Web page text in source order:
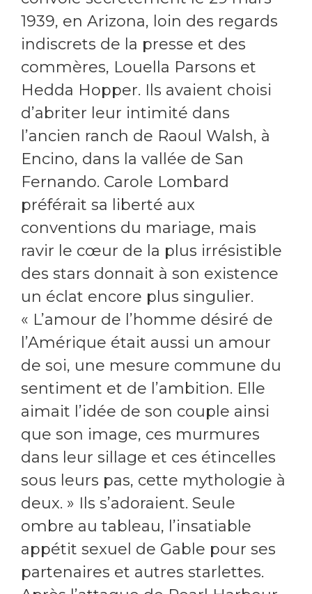
1939, en Arizona, loin des regards
indiscrets de la presse et des
commères, Louella Parsons et
Hedda Hopper. Ils avaient choisi
d’abriter leur intimité dans
l’ancien ranch de Raoul Walsh, à
Encino, dans la vallée de San
Fernando. Carole Lombard
préférait sa liberté aux
conventions du mariage, mais
ravir le cœur de la plus irrésistible
des stars donnait à son existence
un éclat encore plus singulier.
« L’amour de l’homme désiré de
l’Amérique était aussi un amour
de soi, une mesure commune du
sentiment et de l’ambition. Elle
aimait l’idée de son couple ainsi
que son image, ces murmures
dans leur sillage et ces étincelles
sous leurs pas, cette mythologie à
deux. » Ils s’adoraient. Seule
ombre au tableau, l’insatiable
appétit sexuel de Gable pour ses
partenaires et autres starlettes.